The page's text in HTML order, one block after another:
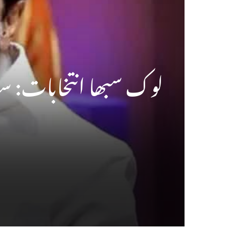
لوک سبھا انتخابات: